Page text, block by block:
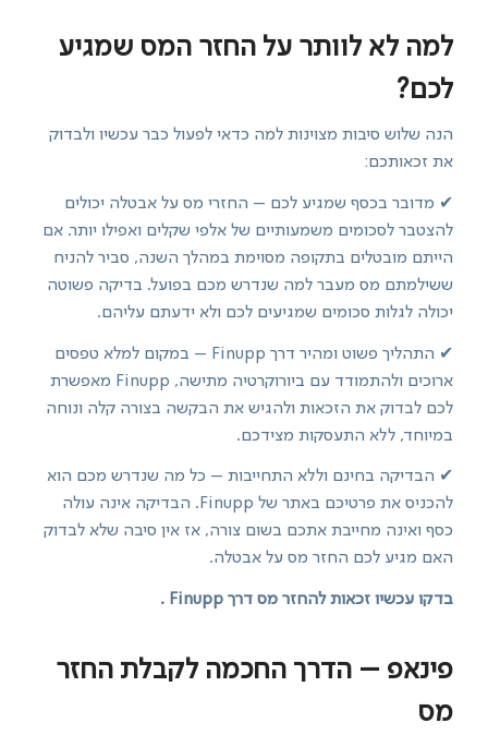
למה לא לוותר על החזר המס שמגיע
לכם?
הנה שלוש סיבות מצוינות למה כדאי לפעול כבר עכשיו ולבדוק
את זכאותכם:
✔ מדובר בכסף שמגיע לכם – החזרי מס על אבטלה יכולים
להצטבר לסכומים משמעותיים של אלפי שקלים ואפילו יותר. אם
הייתם מובטלים בתקופה מסוימת במהלך השנה, סביר להניח
ששילמתם מס מעבר למה שנדרש מכם בפועל. בדיקה פשוטה
יכולה לגלות סכומים שמגיעים לכם ולא ידעתם עליהם.
✔ התהליך פשוט ומהיר דרך Finupp – במקום למלא טפסים
ארוכים ולהתמודד עם ביורוקרטיה מתישה, Finupp מאפשרת
לכם לבדוק את הזכאות ולהגיש את הבקשה בצורה קלה ונוחה
במיוחד, ללא התעסקות מצידכם.
✔ הבדיקה בחינם וללא התחייבות – כל מה שנדרש מכם הוא
להכניס את פרטיכם באתר של Finupp. הבדיקה אינה עולה
כסף ואינה מחייבת אתכם בשום צורה, אז אין סיבה שלא לבדוק
האם מגיע לכם החזר מס על אבטלה.
בדקו עכשיו זכאות להחזר מס דרך Finupp .
פינאפ – הדרך החכמה לקבלת החזר
מס